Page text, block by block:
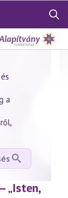
Search
for:
a
„Isten,